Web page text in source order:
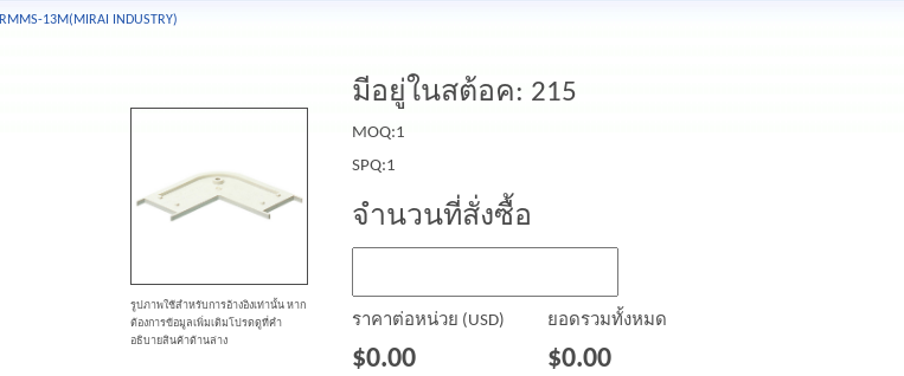
RMMS-13M(MIRAI INDUSTRY)
รูปภาพใช้สำหรับการอ้างอิงเท่านั้น หาก
ต้องการข้อมูลเพิ่มเติมโปรดดูที่คำ
อธิบายสินค้าด้านล่าง
มีอยู่ในสต้อค: 215
MOQ:1
SPQ:1
จำนวนที่สั่งซื้อ
ราคาต่อหน่วย (USD) ยอดรวมทั้งหมด
$0.00 $0.00